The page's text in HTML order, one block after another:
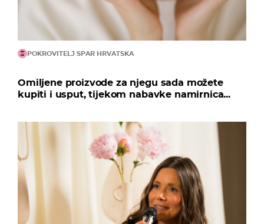
POKROVITELJ SPAR HRVATSKA
Omiljene proizvode za njegu sada možete
kupiti i usput, tijekom nabavke namirnica...